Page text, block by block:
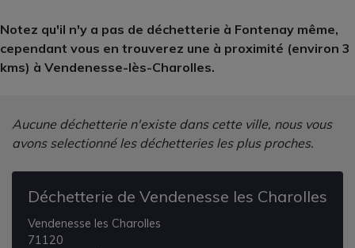
Notez qu'il n'y a pas de déchetterie à Fontenay même,
cependant vous en trouverez une à proximité (environ 3
kms) à Vendenesse-lès-Charolles.
Aucune déchetterie n'existe dans cette ville, nous vous
avons selectionné les déchetteries les plus proches.
Déchetterie de Vendenesse les Charolles
Vendenesse les Charolles
71120